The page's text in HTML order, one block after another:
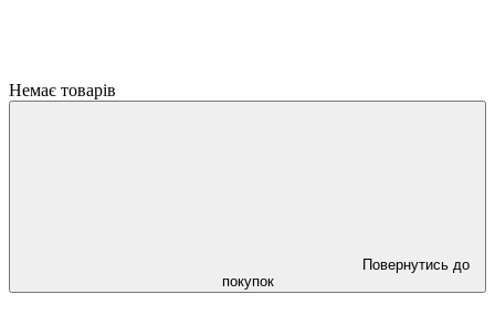
Немає товарів
Повернутись до
покупок